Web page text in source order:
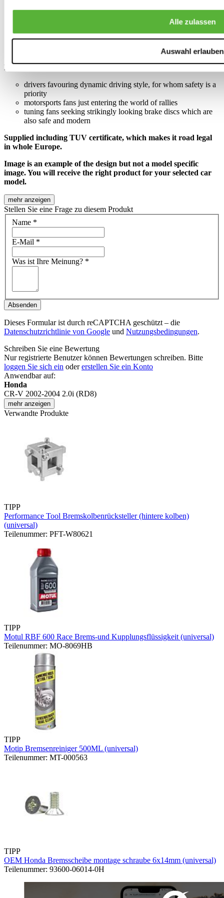
Alle zulassen
Auswahl erlauben
Treated to resist warping
No adjustments needed to the braking system
ROTINGER Tuning products are meant for:
drivers favouring dynamic driving style, for whom safety is a
priority
motorsports fans just entering the world of rallies
tuning fans seeking strikingly looking brake discs which are
also safe and modern
Supplied including TUV certificate, which makes it road legal
in whole Europe.
Image is an example of the design but not a model specific
image. You will receive the right product for your selected car
model.
mehr anzeigen
Stellen Sie eine Frage zu diesem Produkt
Name *
E-Mail *
Was ist Ihre Meinung? *
Absenden
Dieses Formular ist durch reCAPTCHA geschützt – die
Datenschutzrichtlinie von Google und Nutzungsbedingungen.
Schreiben Sie eine Bewertung
Nur registrierte Benutzer können Bewertungen schreiben. Bitte
loggen Sie sich ein odererstellen Sie ein Konto
Anwendbar auf:
Honda
CR-V 2002-2004 2.0i (RD8)
mehr anzeigen
Verwandte Produkte
TIPP
Performance Tool Bremskolbenrücksteller (hintere kolben)
(universal)
Teilenummer: PFT-W80621
TIPP
Motul RBF 600 Race Brems-und Kupplungsflüssigkeit (universal)
Teilenummer: MO-8069HB
TIPP
Motip Bremsenreiniger 500ML (universal)
Teilenummer: MT-000563
TIPP
OEM Honda Bremsscheibe montage schraube 6x14mm (universal)
Teilenummer: 93600-06014-0H